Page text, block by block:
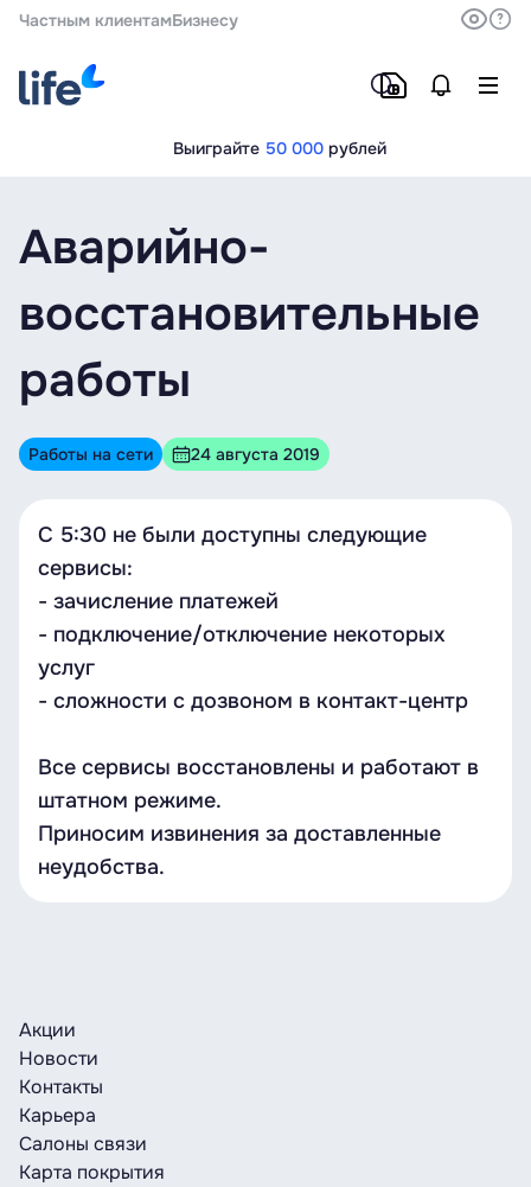
Частным клиентамБизнесу
Выиграйте 50 000 рублей
Аварийно-
восстановительные
работы
Работы на сети 24 августа 2019
С 5:30 не были доступны следующие
сервисы:
- зачисление платежей
- подключение/отключение некоторых
услуг
- сложности с дозвоном в контакт-центр
Все сервисы восстановлены и работают в
штатном режиме.
Приносим извинения за доставленные
неудобства.
Акции
Новости
Контакты
Карьера
Салоны связи
Карта покрытия